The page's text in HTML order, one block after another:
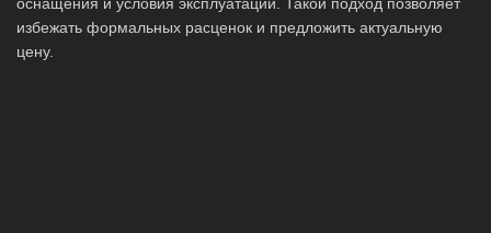
избежать формальных расценок и предложить актуальную
цену.